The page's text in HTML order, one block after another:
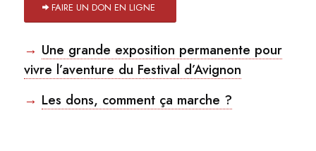
FAIRE UN DON EN LIGNE
→ Une grande exposition permanente pour
vivre l’aventure du Festival d’Avignon
→ Les dons, comment ça marche ?